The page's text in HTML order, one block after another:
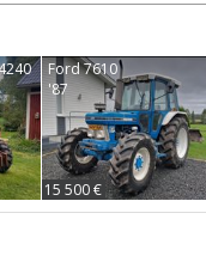
Ford 7610
'87
15 500 €